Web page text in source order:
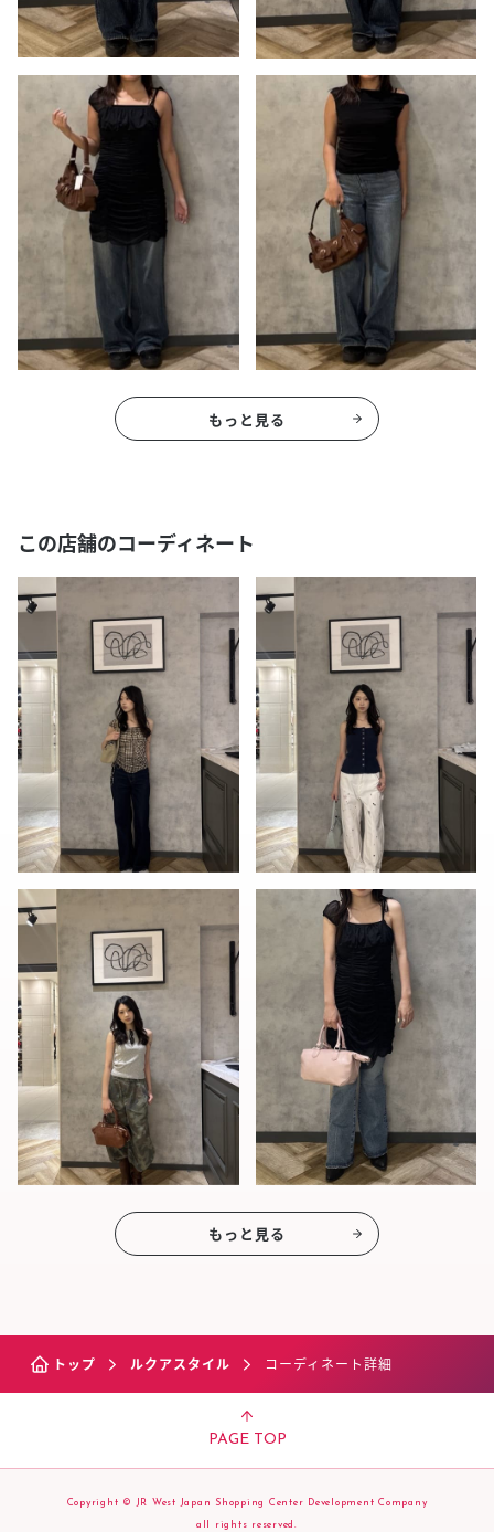
もっと見る
この店舗のコーディネート
もっと見る
トップ ルクアスタイル コーディネート詳細
PAGE TOP
Copyright © JR West Japan Shopping Center Development Company
all rights reserved.